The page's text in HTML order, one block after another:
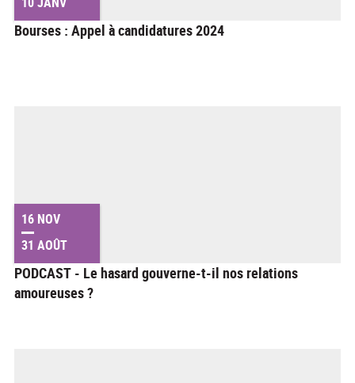
Bourses : Appel à candidatures 2024
16 NOV
31 AOÛT
PODCAST - Le hasard gouverne-t-il nos relations
amoureuses ?